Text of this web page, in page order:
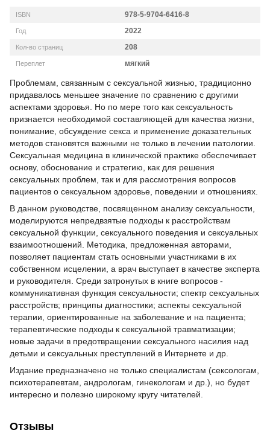
ISBN 978-5-9704-6416-8
Год 2022
Кол-во страниц 208
Переплет мягкий
Проблемам, связанным с сексуальной жизнью, традиционно
придавалось меньшее значение по сравнению с другими
аспектами здоровья. Но по мере того как сексуальность
признается необходимой составляющей для качества жизни,
понимание, обсуждение секса и применение доказательных
методов становятся важными не только в лечении патологии.
Сексуальная медицина в клинической практике обеспечивает
основу, обоснование и стратегию, как для решения
сексуальных проблем, так и для рассмотрения вопросов
пациентов о сексуальном здоровье, поведении и отношениях.
В данном руководстве, посвященном анализу сексуальности,
моделируются непредвзятые подходы к расстройствам
сексуальной функции, сексуального поведения и сексуальных
взаимоотношений. Методика, предложенная авторами,
позволяет пациентам стать основными участниками в их
собственном исцелении, а врач выступает в качестве эксперта
и руководителя. Среди затронутых в книге вопросов -
коммуникативная функция сексуальности; спектр сексуальных
расстройств; принципы диагностики; аспекты сексуальной
терапии, ориентированные на заболевание и на пациента;
терапевтические подходы к сексуальной травматизации;
новые задачи в предотвращении сексуального насилия над
детьми и сексуальных преступлений в Интернете и др.
Издание предназначено не только специалистам (сексологам,
психотерапевтам, андрологам, гинекологам и др.), но будет
интересно и полезно широкому кругу читателей.
Отзывы